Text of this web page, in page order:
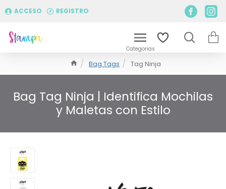
ACCESO REGISTRO
Bag Tags Tag Ninja
Bag Tag Ninja | Identifica Mochilas
y Maletas con Estilo